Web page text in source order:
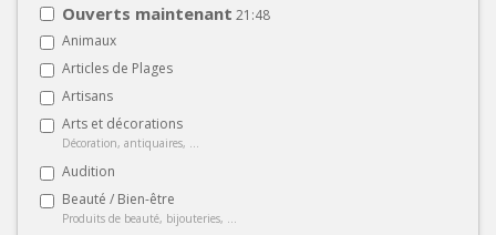
Ouverts maintenant 21:48
Animaux
Articles de Plages
Artisans
Arts et décorations
Décoration, antiquaires, ...
Audition
Beauté / Bien-être
Produits de beauté, bijouteries, ...